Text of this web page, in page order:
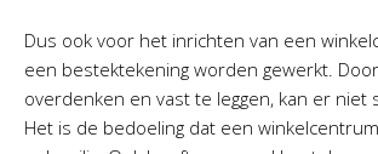
Dus ook voor het inrichten van een
een bestektekening worden gewerkt.
overdenken en vast te leggen, kan er niet
Het is de bedoeling dat een